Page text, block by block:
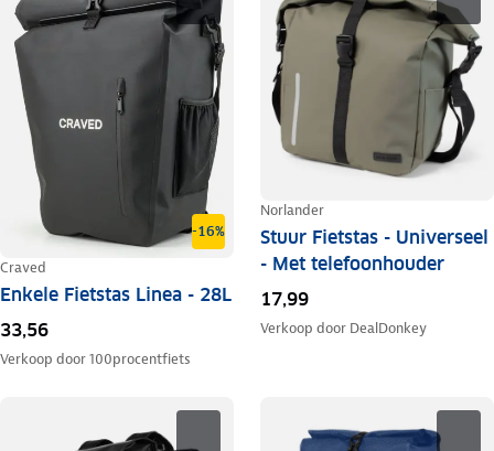
-16%
Craved
Enkele Fietstas Linea - 28L
33,56
Verkoop door100procentfiets
Norlander
Stuur Fietstas - Universeel
- Met telefoonhouder
17,99
Verkoop door DealDonkey